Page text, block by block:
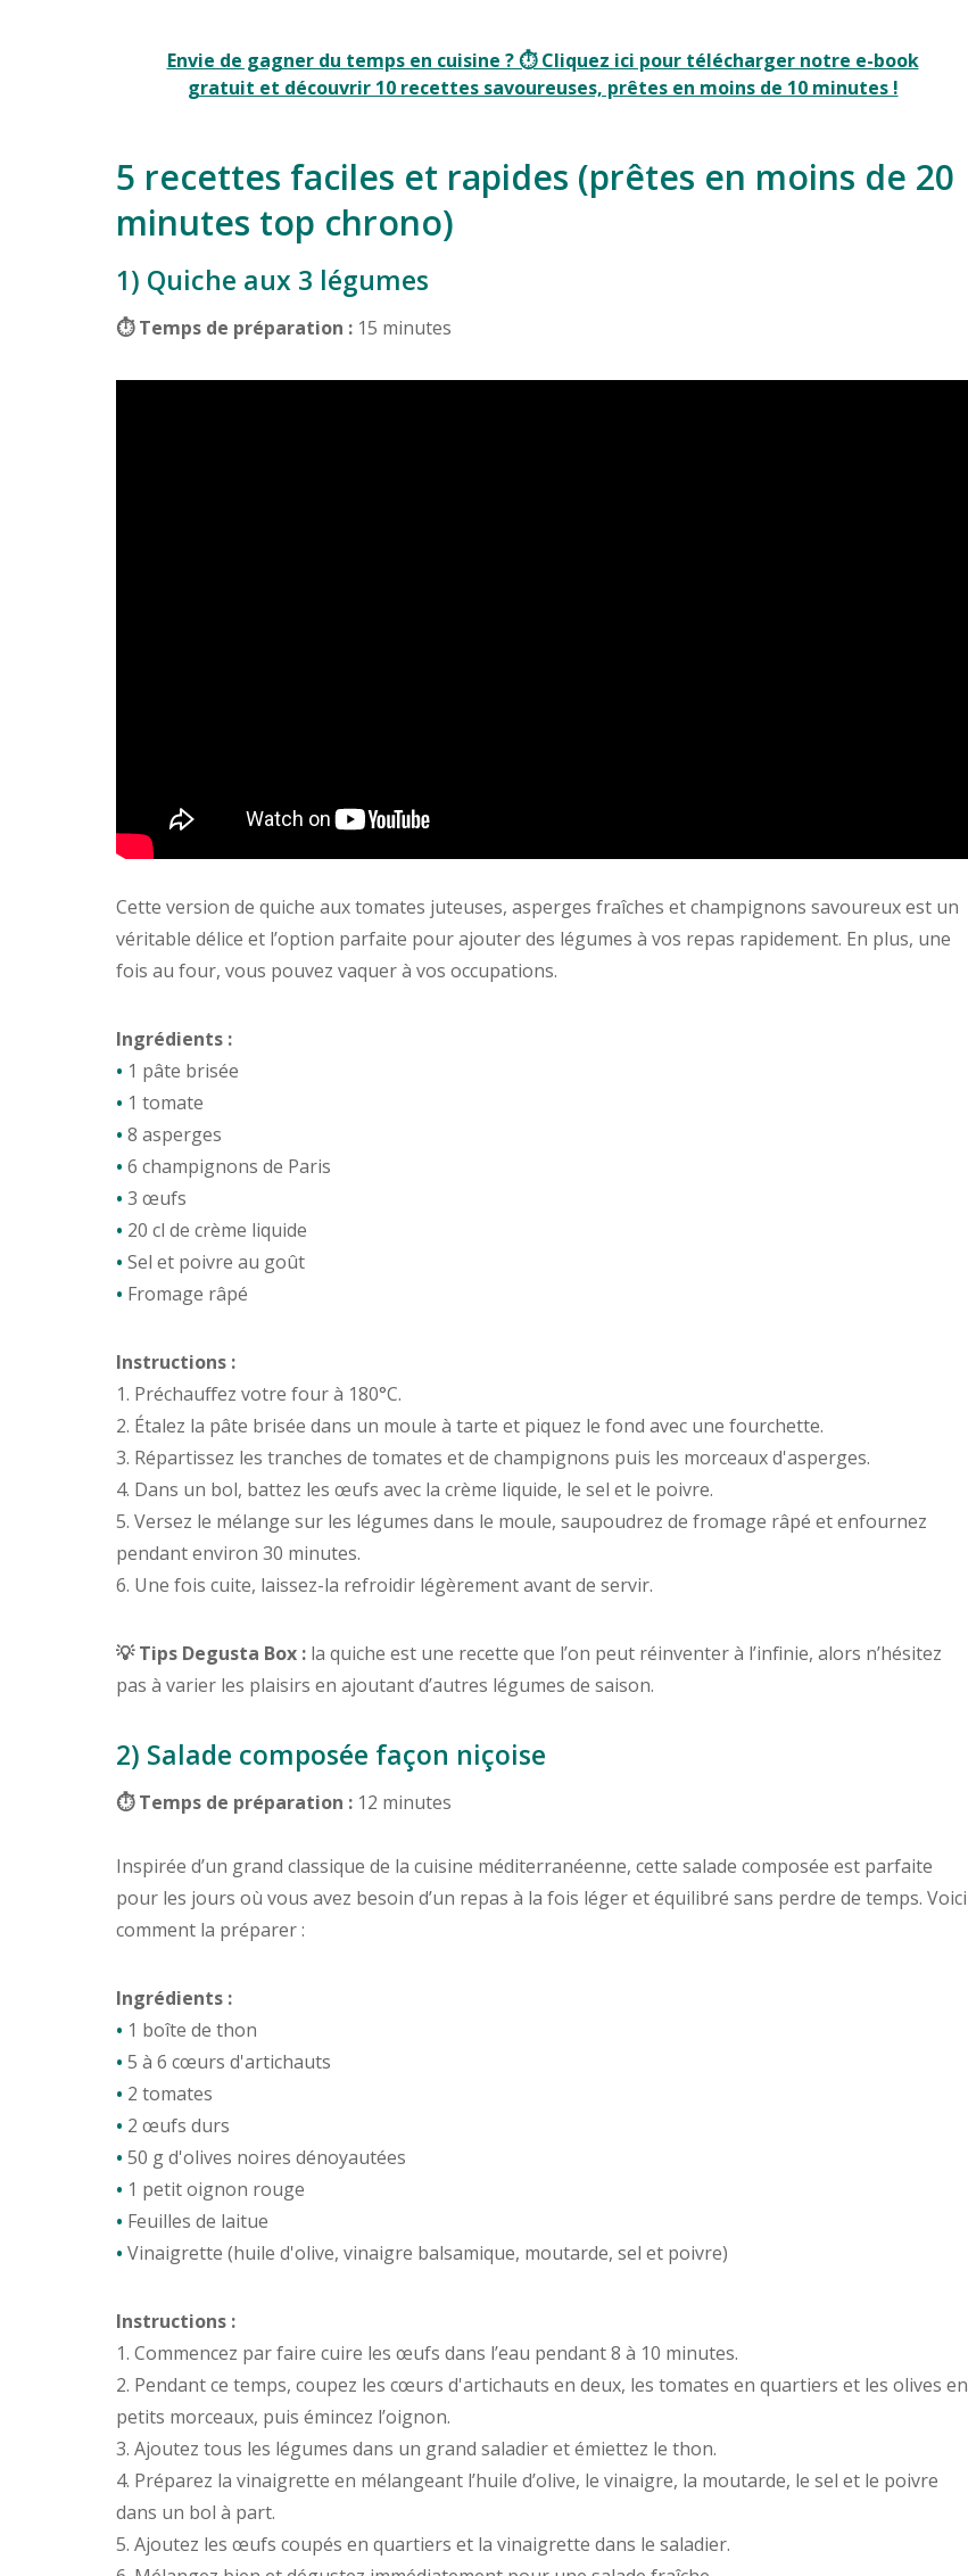
Envie de gagner du temps en cuisine ? ⏱️ Cliquez ici pour télécharger notre e-book
gratuit et découvrir 10 recettes savoureuses, prêtes en moins de 10 minutes !
5 recettes faciles et rapides (prêtes en moins de 20
minutes top chrono)
1) Quiche aux 3 légumes
⏱ Temps de préparation : 15 minutes
Cette version de quiche aux tomates juteuses, asperges fraîches et champignons savoureux est un
véritable délice et l’option parfaite pour ajouter des légumes à vos repas rapidement. En plus, une
fois au four, vous pouvez vaquer à vos occupations.
Ingrédients :
• 1 pâte brisée
• 1 tomate
• 8 asperges
• 6 champignons de Paris
• 3 œufs
• 20 cl de crème liquide
• Sel et poivre au goût
• Fromage râpé
Instructions :
1. Préchauffez votre four à 180°C.
2. Étalez la pâte brisée dans un moule à tarte et piquez le fond avec une fourchette.
3. Répartissez les tranches de tomates et de champignons puis les morceaux d'asperges.
4. Dans un bol, battez les œufs avec la crème liquide, le sel et le poivre.
5. Versez le mélange sur les légumes dans le moule, saupoudrez de fromage râpé et enfournez
pendant environ 30 minutes.
6. Une fois cuite, laissez-la refroidir légèrement avant de servir.
💡 Tips Degusta Box : la quiche est une recette que l’on peut réinventer à l’infinie, alors n’hésitez
pas à varier les plaisirs en ajoutant d’autres légumes de saison.
2) Salade composée façon niçoise
⏱ Temps de préparation : 12 minutes
Inspirée d’un grand classique de la cuisine méditerranéenne, cette salade composée est parfaite
pour les jours où vous avez besoin d’un repas à la fois léger et équilibré sans perdre de temps. Voici
comment la préparer :
Ingrédients :
• 1 boîte de thon
• 5 à 6 cœurs d'artichauts
• 2 tomates
• 2 œufs durs
• 50 g d'olives noires dénoyautées
• 1 petit oignon rouge
• Feuilles de laitue
• Vinaigrette (huile d'olive, vinaigre balsamique, moutarde, sel et poivre)
Instructions :
1. Commencez par faire cuire les œufs dans l’eau pendant 8 à 10 minutes.
2. Pendant ce temps, coupez les cœurs d'artichauts en deux, les tomates en quartiers et les olives en
petits morceaux, puis émincez l’oignon.
3. Ajoutez tous les légumes dans un grand saladier et émiettez le thon.
4. Préparez la vinaigrette en mélangeant l’huile d’olive, le vinaigre, la moutarde, le sel et le poivre
dans un bol à part.
5. Ajoutez les œufs coupés en quartiers et la vinaigrette dans le saladier.